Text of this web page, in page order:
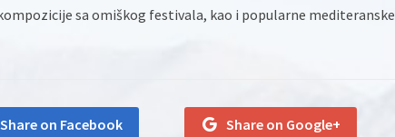
sa omiškog festivala, kao i popularne mediteranske
Share on Facebook Share on Google+